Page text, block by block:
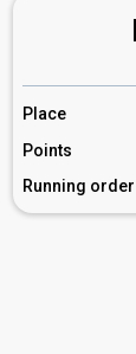
Place
Points
Running order